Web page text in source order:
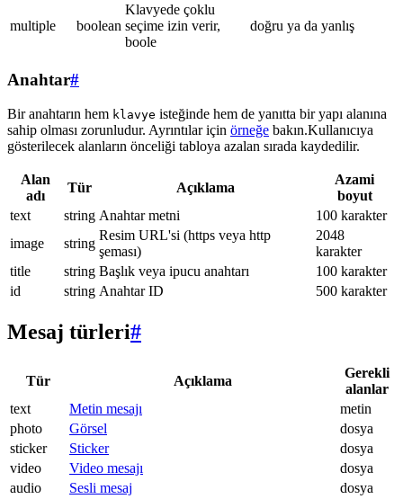
multiple boolean
Klavyede çoklu
seçime izin verir,
boole
doğru ya da yanlış
Anahtar#
Bir anahtarın hem klavye isteğinde hem de yanıtta bir yapı alanına
sahip olması zorunludur. Ayrıntılar için örneğe bakın.Kullanıcıya
gösterilecek alanların önceliği tabloya azalan sırada kaydedilir.
Alan
adı
Tür Açıklama
Azami
boyut
text
string Anahtar metni
100 karakter
image
string
Resim URL'si (https veya http
şeması)
2048
karakter
title
string Başlık veya ipucu anahtarı
100 karakter
id
string Anahtar ID 500 karakter
Mesaj türleri#
Tür Açıklama
Gerekli
alanlar
text
Metin mesajı
metin
photo
Görsel
dosya
sticker
Sticker
dosya
video
Video mesajı
dosya
audio
Sesli mesaj dosya